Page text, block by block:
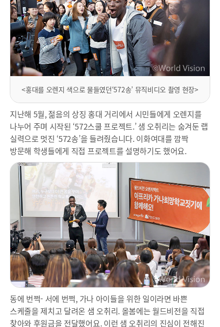
<홍대를 오렌지 색으로 물들였던‘572송’ 뮤직비디오 촬영 현장>
지난해 5월, 젊음의 상징 홍대 거리에서 시민들에게 오렌지를
나누어 주며 시작된 ‘572스쿨 프로젝트.’ 샘 오취리는 숨겨둔 랩
실력으로 멋진 ‘572송’을 들려줬습니다. 이화여대를 깜짝
방문해 학생들에게 직접 프로젝트를 설명하기도 했어요.
동에 번쩍- 서에 번쩍, 가나 아이들을 위한 일이라면 바쁜
스케줄을 제치고 달려온 샘 오취리. 올봄에는 월드비전을 직접
찾아와 후원금을 전달했어요. 이런 샘 오취리의 진심이 전해진